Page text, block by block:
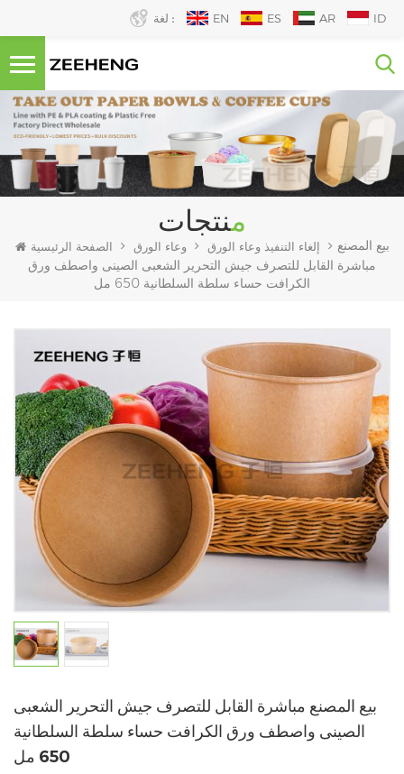
لغة : EN ES AR ID
منتجات
الصفحة الرئيسية وعاء الورق إلغاء التنفيذ وعاء الورق
بيع المصنع
مباشرة القابل للتصرف جيش التحرير الشعبى الصينى واصطف ورق
الكرافت حساء سلطة السلطانية 650 مل
بيع المصنع مباشرة القابل للتصرف جيش التحرير الشعبى
الصينى واصطف ورق الكرافت حساء سلطة السلطانية
650 مل